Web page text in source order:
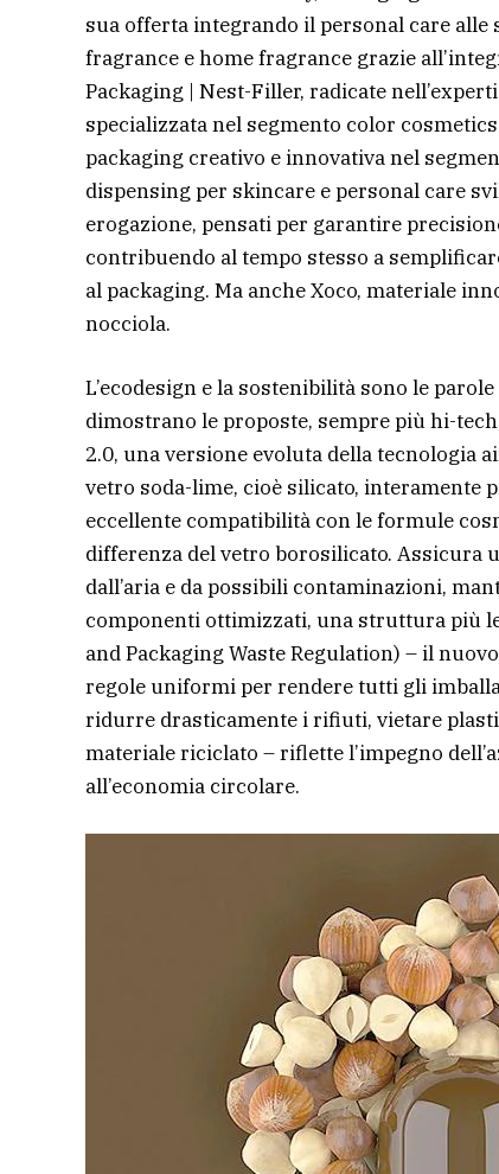
sua offerta integrando il personal care
fragrance e home fragrance grazie
Packaging | Nest-Filler, radicate
specializzata nel segmento color
packaging creativo e innovativa nel
dispensing per skincare e personal care
erogazione, pensati per garantire
contribuendo al tempo stesso a
al packaging. Ma anche Xoco, materiale
nocciola.
L’ecodesign e la sostenibilità sono le
dimostrano le proposte, sempre più hi-
2.0, una versione evoluta della tecnologia
vetro soda-lime, cioè silicato, interamente
eccellente compatibilità con le formule
differenza del vetro borosilicato. Assicura
dall’aria e da possibili contaminazioni,
componenti ottimizzati, una struttura più
and Packaging Waste Regulation) – il
regole uniformi per rendere tutti gli
ridurre drasticamente i rifiuti, vietare
materiale riciclato – riflette l’impegno
all’economia circolare.